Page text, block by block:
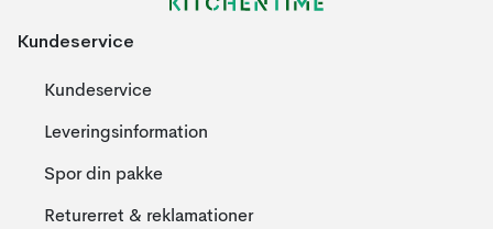
Kundeservice
Kundeservice
Leveringsinformation
Spor din pakke
Returerret & reklamationer